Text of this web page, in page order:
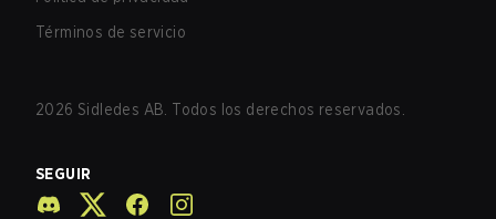
Términos de servicio
2026 Sidledes AB. Todos los derechos reservados.
SEGUIR